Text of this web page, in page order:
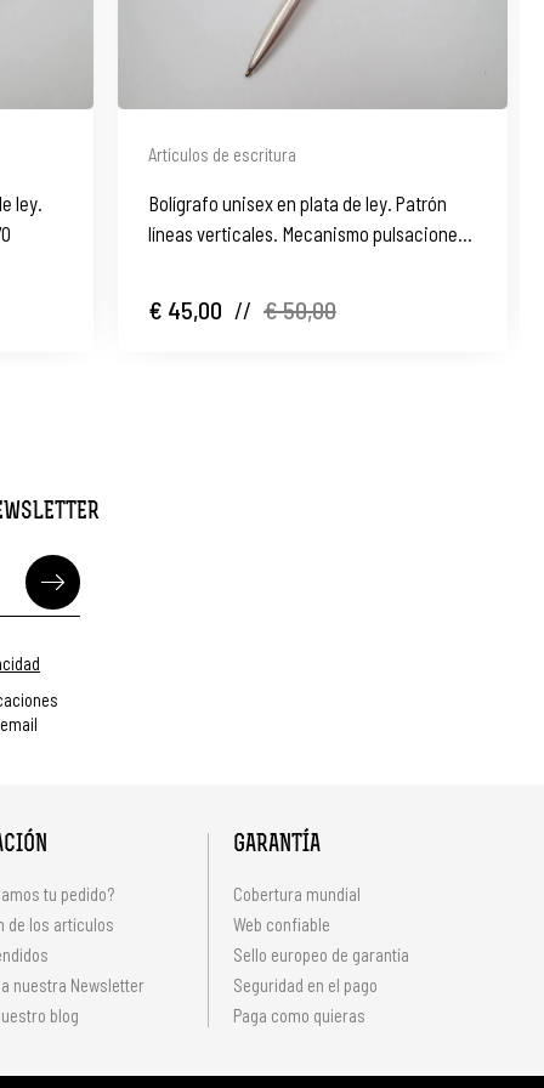
ley.
Artículos de escritura
Bolígrafo unisex en plata de ley. Patrón
líneas verticales. Mecanismo pulsaciones.
€ 45,00 // € 50,00
tu pedido?
de los artículos
nuestra Newsletter
blog
GARANTÍA
Cobertura mundial
Web confiable
Sello europeo de garantía
Seguridad en el pago
Paga como quieras